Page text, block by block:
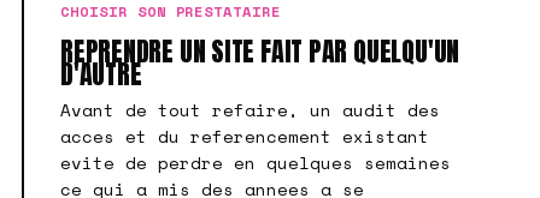
CHOISIR SON PRESTATAIRE
REPRENDRE UN SITE FAIT PAR QUELQU'UN
D'AUTRE
Avant de tout refaire, un audit des
acces et du referencement existant
evite de perdre en quelques semaines
ce qui a mis des annees a se